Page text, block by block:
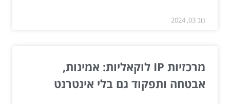
נוב 03, 2024
מרכזיות IP לוקאליות: אמינות,
אבטחה ותפקוד גם בלי אינטרנט